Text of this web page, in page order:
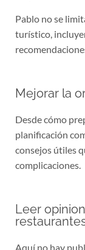
Pablo no se
turístico,
Mejorar la
Desde cómo
planificación
consejos útiles
complicaciones.
Leer
Aquí no hay